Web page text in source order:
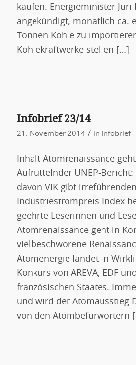
kaufen. Energieminister Juri
angekündigt, monatlich ca.
Tonnen Kohle zu
Kohlekraftwerke stellen […]
Infobrief 23/14
21. November 2014 / in Infobrief
Inhalt Atomrenaissance
Aufrüttelnder UNEP-Bericht:
davon VIK gibt irreführenden
Industriestrompreis-Index
geehrte Leserinnen und
Atomrenaissance geht in
vielbeschworene
Atomenergie landet in
Konkurs von AREVA, EDF
französischen Staates.
und wird der Atomausstieg
von den Atombefürwortern